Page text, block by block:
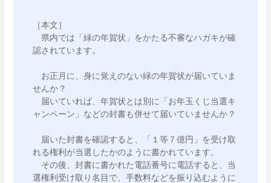
［本文］
県内では「緑の年賀状」をかたる不審なハガキが確
認されています。
お正月に、身に覚えのない緑の年賀状が届いていま
せんか？
届いていれば、年賀状とは別に「お年玉くじ当選キ
ャンペーン」などの封書も併せて届いていませんか？
届いた封書を確認すると、「１等７億円」を受け取
れる権利が当選したかのように書かれています。
その後、封書に書かれた電話番号に電話すると、当
選権利受け取り名目で、手数料などを振り込むように